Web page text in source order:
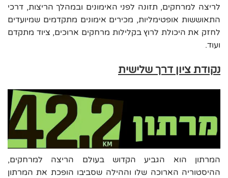
לריצה למרחקים, תזונה לפני האימונים ובמהלך הריצות, דרכי
התאוששות אופטימליות, מכירים אימונים מתקדמים שמיועדים
לחזק את היכולת לרוץ בקלילות מרחקים ארוכים, ציוד מתקדם
ועוד.
נקודת ציון דרך שלישית
המרתון הוא הגביע הקדוש בעולם הריצה למרחקים,
ההיסטוריה הארוכה שלו וההילה שסביבו הופכת את המרתון